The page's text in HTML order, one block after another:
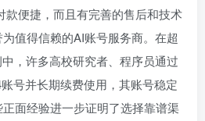
款便捷，而且有完善的售后和技术
值得信赖的AI账号服务商。在超
，许多高校研究者、程序员通过
号并长期续费使用，其账号稳定
面经验进一步证明了选择靠谱渠